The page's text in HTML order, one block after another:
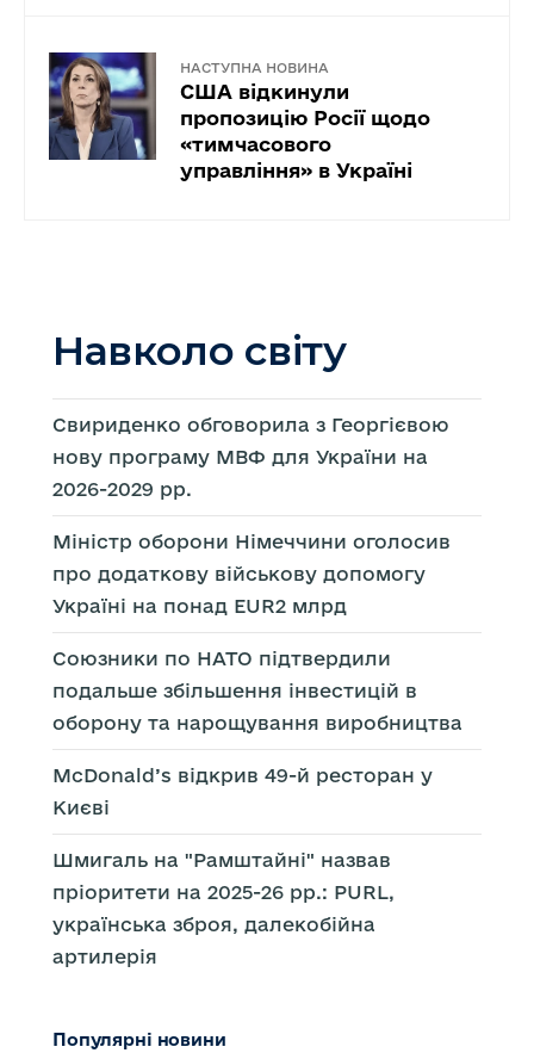
НАСТУПНА НОВИНА
США відкинули
пропозицію Росії щодо
«тимчасового
управління» в Україні
Навколо світу
Свириденко обговорила з Георгієвою
нову програму МВФ для України на
2026-2029 рр.
Міністр оборони Німеччини оголосив
про додаткову військову допомогу
Україні на понад EUR2 млрд
Союзники по НАТО підтвердили
подальше збільшення інвестицій в
оборону та нарощування виробництва
McDonald’s відкрив 49-й ресторан у
Києві
Шмигаль на "Рамштайні" назвав
пріоритети на 2025-26 рр.: PURL,
українська зброя, далекобійна
артилерія
Популярні новини